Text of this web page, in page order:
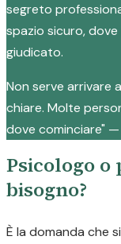
segreto
spazio sicuro,
giudicato.
Non serve arrivare
chiare. Molte
dove cominciare"
Psicologo
bisogno?
È la domanda che